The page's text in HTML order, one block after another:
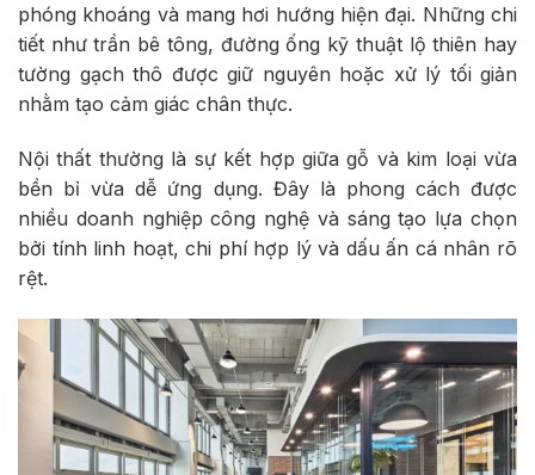
phóng khoáng và mang hơi hướng hiện đại. Những chi
tiết như trần bê tông, đường ống kỹ thuật lộ thiên hay
tường gạch thô được giữ nguyên hoặc xử lý tối giản
nhằm tạo cảm giác chân thực.
Nội thất thường là sự kết hợp giữa gỗ và kim loại vừa
bền bỉ vừa dễ ứng dụng. Đây là phong cách được
nhiều doanh nghiệp công nghệ và sáng tạo lựa chọn
bởi tính linh hoạt, chi phí hợp lý và dấu ấn cá nhân rõ
rệt.